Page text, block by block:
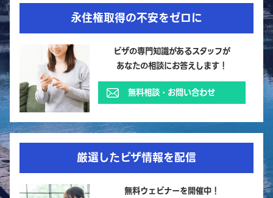
永住権取得の不安をゼロに
ビザの専門知識があるスタッフが
あなたの相談にお答えします！
無料相談・お問い合わせ
厳選したビザ情報を配信
無料ウェビナーを開催中！